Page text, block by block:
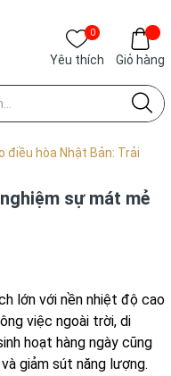
0
Yêu thích Giỏ hàng
điều hòa Nhật Bản: Trải
sự mát mẻ
lớn với nền nhiệt độ cao
việc ngoài trời, di
hoạt hàng ngày cũng
giảm sút năng lượng.